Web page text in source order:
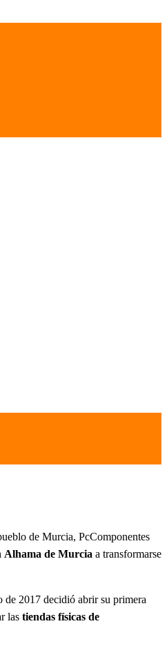
de Murcia, PcComponentes
Alhama de Murcia a transformarse
de 2017 decidió abrir su primera
las tiendas físicas de